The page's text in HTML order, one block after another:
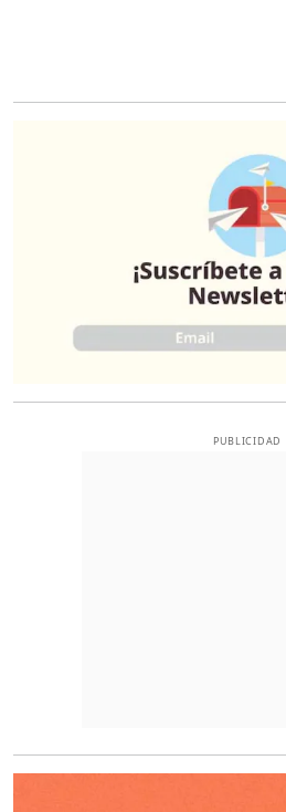
PUBLICIDAD